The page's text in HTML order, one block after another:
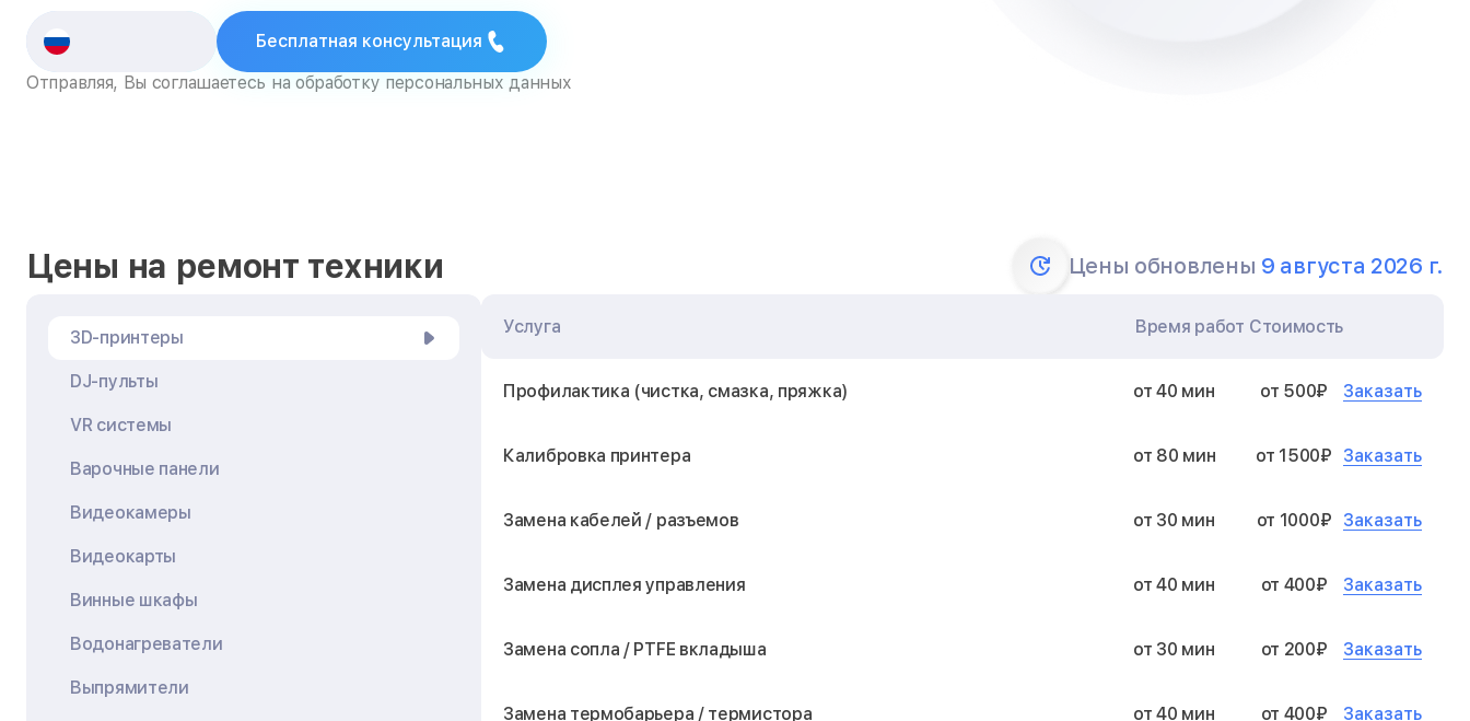
Бесплатная консультация
Отправляя, Вы соглашаетесь на обработку персональных данных
Цены на ремонт техники Цены обновлены 9 августа 2026 г.
3D-принтеры
DJ-пульты
VR системы
Варочные панели
Видеокамеры
Видеокарты
Винные шкафы
Водонагреватели
Выпрямители
Услуга Время работ Стоимость
Профилактика (чистка, смазка, пряжка) от 40 мин от 500₽ Заказать
Калибровка принтера от 80 мин от 1500₽ Заказать
Замена кабелей / разъемов от 30 мин от 1000₽ Заказать
Замена дисплея управления от 40 мин от 400₽ Заказать
Замена сопла / PTFE вкладыша от 30 мин от 200₽ Заказать
Замена термобарьера / термистора от 40 мин от 400₽ Заказать